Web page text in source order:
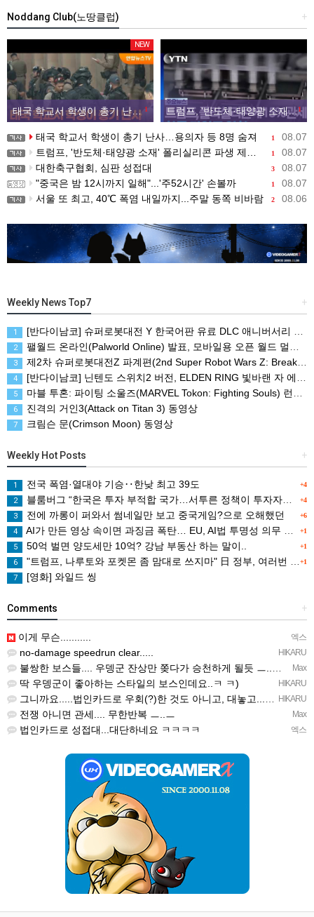
+
Noddang Club(노땅클럽)
NEW
1
태국 학교서 학생이 총기 난사…용의자 등 8명 숨져 1
트럼프, '반도체·태양광 소재' 폴리실리콘 파생 제품에 15% 관세...한국 기업도 영향
1 08.07
태국 학교서 학생이 총기 난사…용의자 등 8명 숨져
1 08.07
트럼프, '반도체·태양광 소재' 폴리실리콘 파생 제품에 15% 관세...한국 기업도 영향
3 08.07
대한축구협회, 심판 성접대
1 08.07
"중국은 밤 12시까지 일해"...'주52시간' 손볼까
2 08.06
서울 또 최고, 40℃ 폭염 내일까지...주말 동쪽 비바람
+
Weekly News Top7
1 [반다이남코] 슈퍼로봇대전 Y 한국어판 유료 DLC 애니버서리 확장팩, 8월 5일 판매 시작
2 팰월드 온라인(Palworld Online) 발표, 모바일용 오픈 월드 멀티플레이 생존 크래프트
3 제2차 슈퍼로봇대전Z 파계편(2nd Super Robot Wars Z: Break the World Chapter) Remastered 제작 결정
4 [반다이남코] 닌텐도 스위치2 버전, ELDEN RING 빛바랜 자 에디션 패키지 예약 판매, 8월 5일 시작
5 마블 투혼: 파이팅 소울즈(MARVEL Tokon: Fighting Souls) 런칭 트레일러
6 진격의 거인3(Attack on Titan 3) 동영상
7 크림슨 문(Crimson Moon) 동영상
+
Weekly Hot Posts
+4
1 전국 폭염·열대야 기승‥한낮 최고 39도
+4
2 블룸버그 “한국은 투자 부적합 국가…서투른 정책이 투자자에게 트라우마”
+6
3 전에 까롱이 퍼와서 썸네일만 보고 중국게임?으로 오해했던
+1
4 AI가 만든 영상 속이면 과징금 폭탄… EU, AI법 투명성 의무 본격 가동
+1
5 50억 벌면 양도세만 10억? 강남 부동산 하는 말이..
+1
6 "트럼프, 나루토와 포켓몬 좀 맘대로 쓰지마" 日 정부, 여러번 '공식 우려' 표명
7 [영화] 와일드 씽
+
Comments
엑스
이게 무슨...........
HIKARU
no-damage speedrun clear.....
Max
불쌍한 보스들.... 우뎅군 잔상만 쫒다가 승천하게 될듯 ㅡ..ㅡy~
HIKARU
딱 우뎅군이 좋아하는 스타일의 보스인데요..ㅋ ㅋ)
HIKARU
그니까요.....법인카드로 우회(?)한 것도 아니고, 대놓고...ㅋ ㅋ)
Max
전쟁 아니면 관세.... 무한반복 ㅡ..ㅡ
엑스
법인카드로 성접대...대단하네요 ㅋㅋㅋㅋ